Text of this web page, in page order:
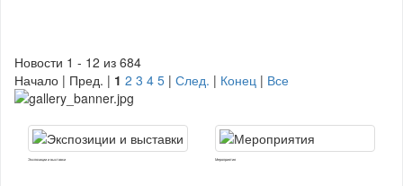
Новости 1 - 12 из 684
Начало | Пред. | 1 2 3 4 5 | След. | Конец | Все
Экспозиции и выставки Мероприятия